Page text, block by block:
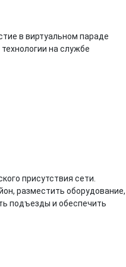
в виртуальном параде
на службе
присутствия сети.
разместить оборудование,
подъезды и обеспечить